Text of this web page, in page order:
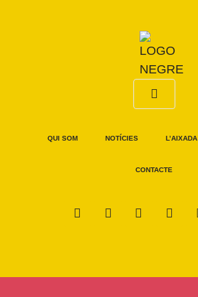
QUI SOM NOTÍCIES L’AIXADA
CONTACTE